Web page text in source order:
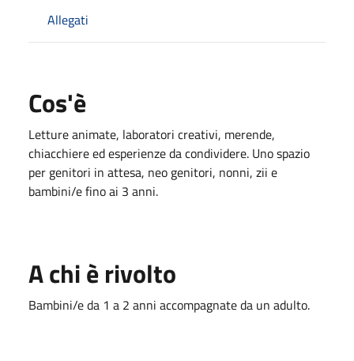
Allegati
Cos'è
Letture animate, laboratori creativi, merende,
chiacchiere ed esperienze da condividere. Uno spazio
per genitori in attesa, neo genitori, nonni, zii e
bambini/e fino ai 3 anni.
A chi è rivolto
Bambini/e da 1 a 2 anni accompagnate da un adulto.